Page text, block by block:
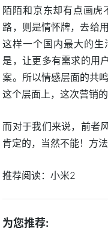
陌陌和京东却有点画虎
路，则是情怀牌，去给
这样一个国内最大的
是，让更多有需求的用
案。所以情感层面的共
这个层面上，这次营销
而对于我们来说，前者
肯定的，当然不能！方
推荐阅读：小米2
为您推荐: